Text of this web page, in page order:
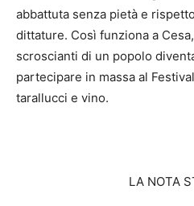
abbattuta senza pietà e
dittature. Così funziona a
scroscianti di un popolo
partecipare in massa al
tarallucci e vino.
LA NOTA